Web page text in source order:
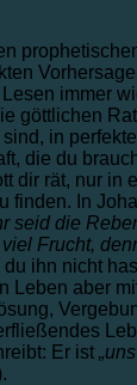
immer
göttlichen
in
die du
dir rät, nur in
finden. In
seid die
Frucht,
ihn nicht
Leben aber
Er ist